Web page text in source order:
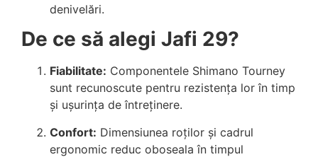
denivelări.
De ce să alegi Jafi 29?
Fiabilitate: Componentele Shimano Tourney
sunt recunoscute pentru rezistența lor în timp
și ușurința de întreținere.
Confort: Dimensiunea roților și cadrul
ergonomic reduc oboseala în timpul